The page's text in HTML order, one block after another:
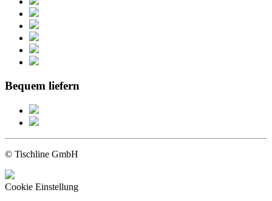
Bequem liefern
© Tischline GmbH
Cookie Einstellung